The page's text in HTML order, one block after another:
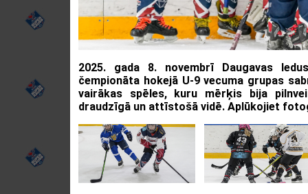
2025. gada 8. novembrī Daugavas
čempionāta hokejā U-9 vecuma grupas
vairākas spēles, kuru mērķis bija
draudzīgā un attīstošā vidē. Aplūkojiet